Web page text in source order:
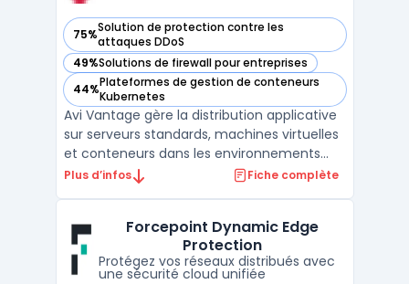
75%Solution de protection contre les
attaques DDoS
— voir Avi Vantage dans cette catégorie
49%Solutions de firewall pour entreprises
— voir Avi Vantage dans cette catégorie
44%Plateformes de gestion de conteneurs
Kubernetes
— voir Avi Vantage dans cette catégorie
Avi Vantage gère la distribution applicative
sur serveurs standards, machines virtuelles
et conteneurs dans les environnements
entreprises qui opèrent à la fois sur site et
gestion, automatiser le load balancing ...
Plus d’infos Fiche complète
Forcepoint Dynamic Edge
Protection
Protégez vos réseaux distribués avec
une sécurité cloud unifiée